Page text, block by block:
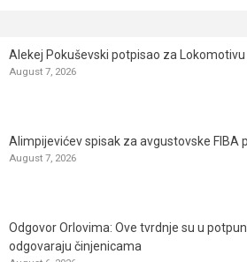
Alekej Pokuševski potpisao za Lokomotivu
August 7, 2026
Alimpijevićev spisak za avgustovske FIBA
August 7, 2026
Odgovor Orlovima: ​Ove tvrdnje su u
odgovaraju činjenicama